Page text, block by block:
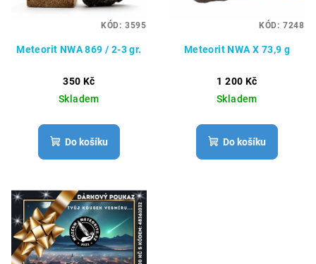
Meteorit NWA 869 / 2-3 gr.
350 Kč
Skladem
Do košíku
KÓD: 3595
Meteorit NWA X 73,9 g
1 200 Kč
Skladem
Do košíku
KÓD: 7248